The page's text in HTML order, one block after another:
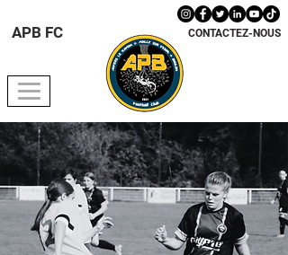
CONTACTEZ-NOUS
APB FC